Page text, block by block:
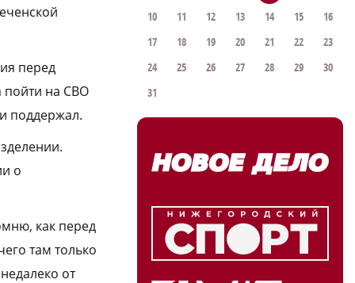
перед
пойти на СВО
поддержал.
о
как перед
там только
от
10
11 12 13 14 15
16
17
18 19 20 21 22
23
24
25 26 27 28 29
30
31